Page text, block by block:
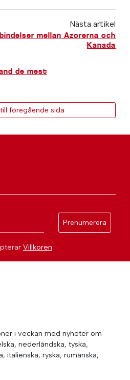
Nästa artikel
mellan Azorerna och
Kanada
de mest
föregående sida
Prenumerera
Villkoren
i veckan med nyheter om
nederländska, tyska,
italienska, ryska, rumänska,